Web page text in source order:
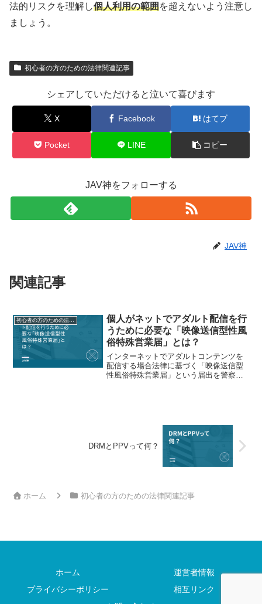
法的リスクを理解し個人利用の範囲を超えないよう注意し
ましょう。
初心者の方のための法律関連記事
シェアしていただけると泣いて喜びます
X Facebook はてブ
Pocket LINE コピー
JAV神をフォローする
JAV神
関連記事
個人がネットでアダルト配信を行
うために必要な「映像送信型性風
俗特殊営業届」とは？
インターネットでアダルトコンテンツを
配信する場合法律に基づく「映像送信型
性風俗特殊営業届」という届出を警察に
DRMとPPVって何？
ホーム 初心者の方のための法律関連記事
ホーム
運営者情報
プライバシーポリシー
相互リンク